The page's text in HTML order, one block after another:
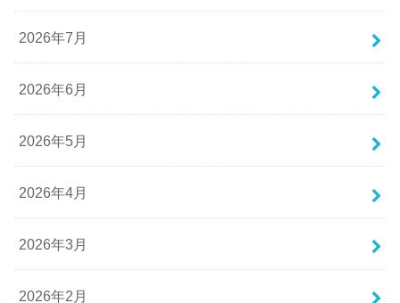
2026年7月
2026年6月
2026年5月
2026年4月
2026年3月
2026年2月